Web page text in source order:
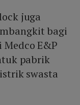
juga
bagi
E&P
pabrik
swasta